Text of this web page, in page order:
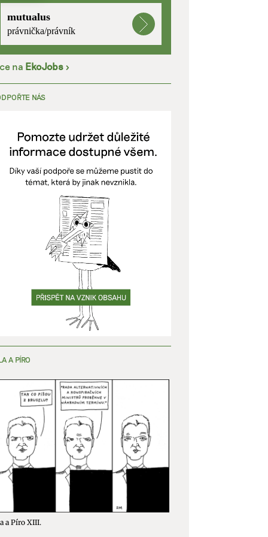
aktivní
mutualus
právnička/právník
na EkoJobs >
NÁS
A PÍRO
a Píro XIII.